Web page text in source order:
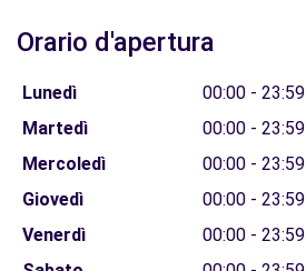
Orario d'apertura
Lunedì
00:00 - 23:59
Martedì
00:00 - 23:59
Mercoledì
00:00 - 23:59
Giovedì
00:00 - 23:59
Venerdì
00:00 - 23:59